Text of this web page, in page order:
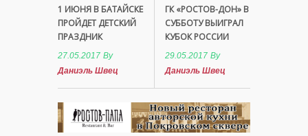
1 ИЮНЯ В БАТАЙСКЕ
ПРОЙДЕТ ДЕТСКИЙ
ПРАЗДНИК
27.05.2017 By
Даниэль Швец
ГК «РОСТОВ-ДОН» В
СУББОТУ ВЫИГРАЛ
КУБОК РОССИИ
29.05.2017 By
Даниэль Швец